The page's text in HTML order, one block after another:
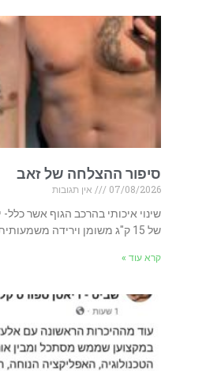
סיפור ההצלחה של זאב
07/08/2026
אין תגובות
של 15 ק"ג משומן וירידה משמעותית בשומן הבטני
קרא עוד »